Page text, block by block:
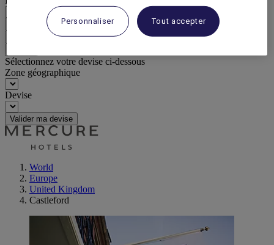
Valider votre zone et votre langue
Sélectionnez votre devise ci-dessous
Zone géographique
Devise
Valider ma devise
World
Europe
United Kingdom
Castleford
Personnaliser Tout accepter